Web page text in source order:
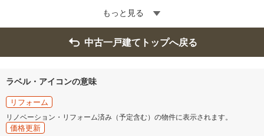
もっと見る
中古一戸建てトップへ戻る
ラベル・アイコンの意味
リフォーム
リノベーション・リフォーム済み（予定含む）の物件に表示されます。
価格更新